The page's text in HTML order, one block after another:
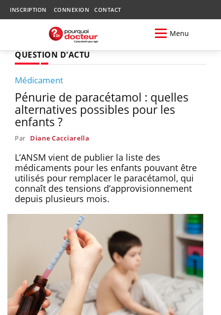
INSCRIPTION CONNEXION CONTACT
Menu
QUESTION D'ACTU
Médicament
Pénurie de paracétamol : quelles
alternatives possibles pour les
enfants ?
Par Diane Cacciarella
L’ANSM vient de publier la liste des
médicaments pour les enfants pouvant être
utilisés pour remplacer le paracétamol, qui
connaît des tensions d’approvisionnement
depuis plusieurs mois.